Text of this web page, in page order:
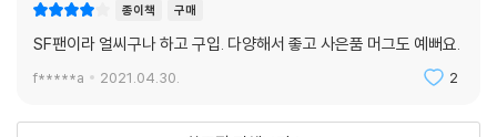
“테드 창” “켄 리우” “S. L. 황(휴고상 수상자)” …
모든 SF 독자를 위한, 가장 환상적이며 결정적인 15편의 SF
『에스에프널 SFnal 2021 Vol. 1』의 또 다른 이름은 ‘SF Fan’이다. ‘For SF
종이책 구매
SF팬이라 얼씨구나 하고 구입. 다양해서 좋고 사은품 머그도 예뻐요.
f*****a 2021.04.30. 2